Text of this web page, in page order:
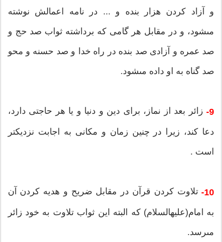
و آزاد كردن هزار بنده و ... در نامه اعمالش نوشته
مى‎شود، و در مقابل هر گامى كه برداشته ثواب صد حج و
صد عمره و آزادى صد بنده در راه خدا و صد حسنه و محو
صد گناه به او داده مى‎شود.
9- زائر بعد از نماز، براى دین و دنیا و یا هر حاجتی دارد،
دعا کند، زیرا در چنین زمان و مكانى به اجابت نزدیكتر
است .
10- تلاوت كردن قرآن در مقابل ضریح و هدیه كردن آن
به امام(علیه‎السلام) كه البته این ثواب تلاوت به خود زائر
مى‎رسد.